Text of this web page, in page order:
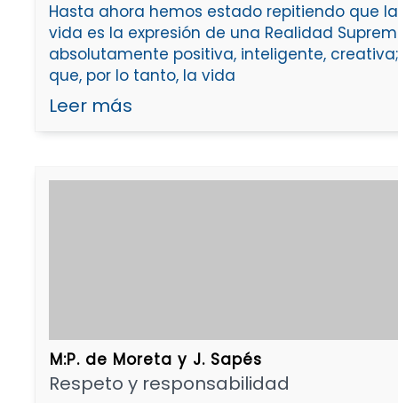
Hasta ahora hemos estado repitiendo que la
vida es la expresión de una Realidad
absolutamente positiva, inteligente, creativa;
que, por lo tanto, la vida
Leer más
M:P. de Moreta y J. Sapés
Respeto y responsabilidad